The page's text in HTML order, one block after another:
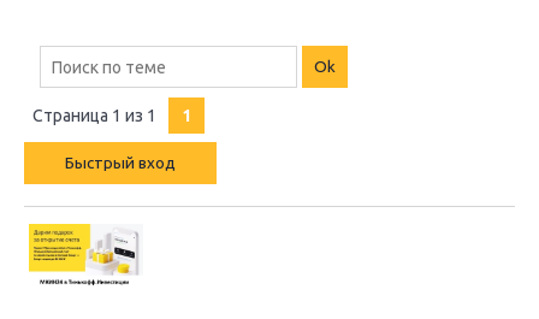
Страница 1 из 1 1